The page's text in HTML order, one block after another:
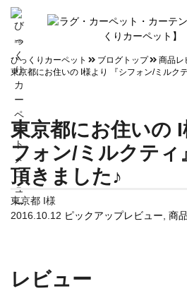
info
びっくりカーペット ブログトップ
商品レ
東京都にお住いの I様より 『シフォン/ミルク
東京都にお住いの
フォン/ミルクティ
頂きました♪
東京都 I様
2016.10.12 ピックアップレビュー 商
レビュー